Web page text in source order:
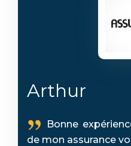
Arthur
Bonne
de mon assurance